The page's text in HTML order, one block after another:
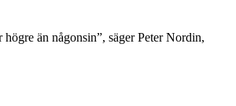
än någonsin”, säger Peter Nordin,